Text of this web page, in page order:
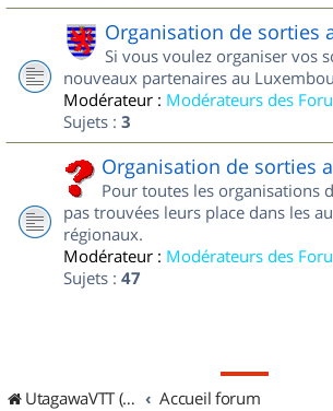
Organisation de sorties
Si vous voulez organiser vos
nouveaux partenaires au
Modérateur : Modérateurs des
Sujets : 3
Organisation de sorties
Pour toutes les organisations
pas trouvées leurs place dans les
régionaux.
Modérateur : Modérateurs des
Sujets : 47
UtagawaVTT (Randos VTT et VTTAE avec traces GPS) Accueil forum